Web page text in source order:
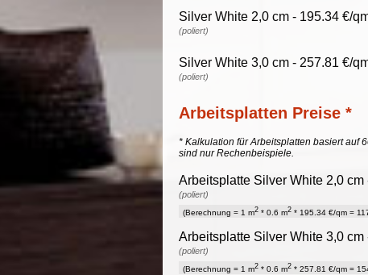
Silver White 2,0 cm - 195.34 €/
(poliert)
Silver White 3,0 cm - 257.81 €/
(poliert)
Arbeitsplatten Preise *
* Kalkulation für Arbeitsplatten basiert auf
sind nur Rechenbeispiele.
Arbeitsplatte Silver White 2,0
(poliert)
(Berechnung = 1 m2 * 0.6 m2 * 195.34 €/qm =
Arbeitsplatte Silver White 3,0
(poliert)
(Berechnung = 1 m2 * 0.6 m2 * 257.81 €/qm =